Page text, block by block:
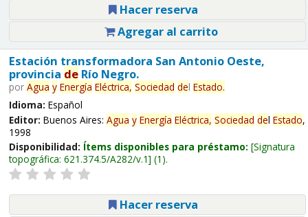
Hacer reserva
Agregar al carrito
Estación transformadora San Antonio Oeste,
provincia deRío Negro.
por Agua y Energía Eléctrica, Sociedad del Estado.
Idioma: Español
Editor: Buenos Aires: Agua y Energía Eléctrica, Sociedad del Estado,
1998
Disponibilidad: Ítems disponibles para préstamo: Signatura
topográfica: 621.374.5/A282/v.1 (1).
Hacer reserva